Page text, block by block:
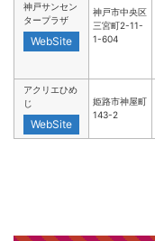
神戸サンセン
タープラザ
WebSite
神戸市中央区
三宮町2-11-
1-604
アクリエひめ
じ
WebSite
姫路市神屋町
143-2